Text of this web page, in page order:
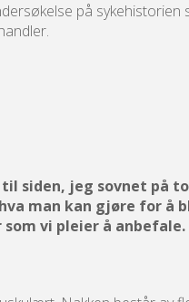
på
siden, jeg sovnet på
man kan gjøre for å
vi pleier å anbefale.